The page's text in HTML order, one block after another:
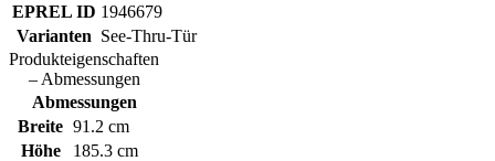
EPREL ID 1946679
Varianten See-Thru-Tür
Produkteigenschaften
– Abmessungen
Abmessungen
Breite 91.2 cm
Höhe
185.3 cm